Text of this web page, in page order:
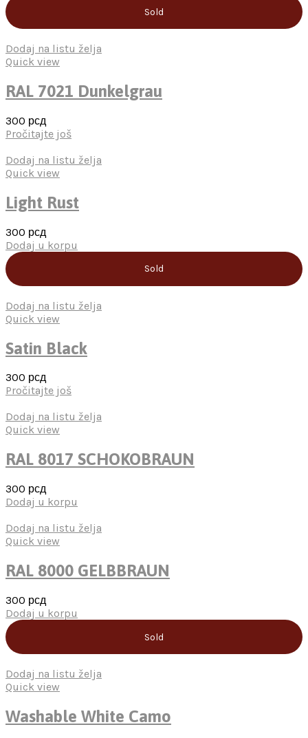
Sold
Dodaj na listu želja
Quick view
RAL 7021 Dunkelgrau
300 рсд
Pročitajte još
Dodaj na listu želja
Quick view
Light Rust
300 рсд
Dodaj u korpu
Sold
Dodaj na listu želja
Quick view
Satin Black
300 рсд
Pročitajte još
Dodaj na listu želja
Quick view
RAL 8017 SCHOKOBRAUN
300 рсд
Dodaj u korpu
Dodaj na listu želja
Quick view
RAL 8000 GELBBRAUN
300 рсд
Dodaj u korpu
Sold
Dodaj na listu želja
Quick view
Washable White Camo